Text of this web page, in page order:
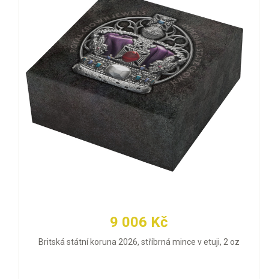
9 006 Kč
Britská státní koruna 2026, stříbrná mince v etuji, 2 oz